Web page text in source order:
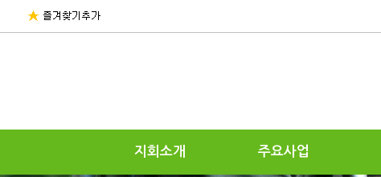
지회소개 주요사업